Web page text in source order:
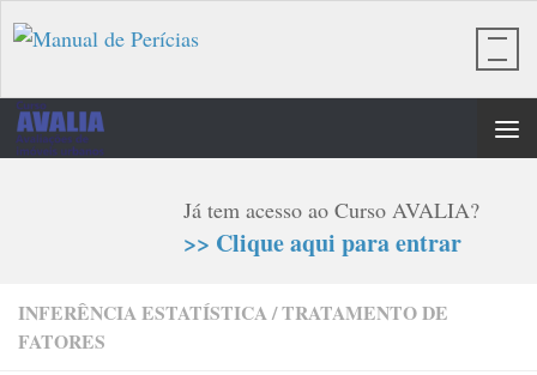
Skip to content
Já tem acesso ao Curso AVALIA?
>> Clique aqui para entrar
INFERÊNCIA ESTATÍSTICA/TRATAMENTO DE
FATORES